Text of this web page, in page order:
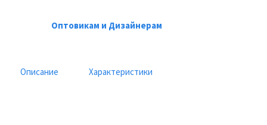
Оптовикам и Дизайнерам
Описание Характеристики